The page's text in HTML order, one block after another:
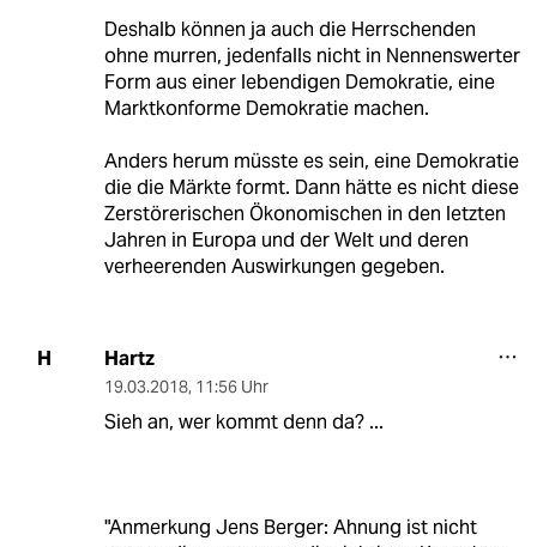
Deshalb können ja auch die Herrschenden
ohne murren, jedenfalls nicht in Nennenswerter
Form aus einer lebendigen Demokratie, eine
Marktkonforme Demokratie machen.
Anders herum müsste es sein, eine Demokratie
die die Märkte formt. Dann hätte es nicht diese
Zerstörerischen Ökonomischen in den letzten
Jahren in Europa und der Welt und deren
verheerenden Auswirkungen gegeben.
H Hartz
19.03.2018, 11:56 Uhr
Sieh an, wer kommt denn da? ...
"Anmerkung Jens Berger: Ahnung ist nicht